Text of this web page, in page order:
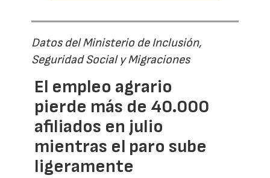
Datos del Ministerio de Inclusión,
Seguridad Social y Migraciones
El empleo agrario
pierde más de 40.000
afiliados en julio
mientras el paro sube
ligeramente